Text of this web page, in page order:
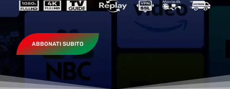
ABBONATI SUBITO